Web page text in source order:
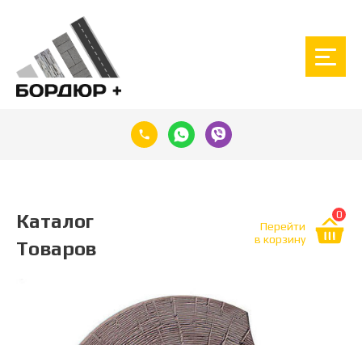
Каталог
Товаров
Перейти
в корзину
0